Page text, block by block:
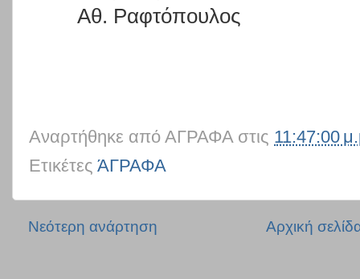
Αθ. Ραφτόπουλος
Αναρτήθηκε από ΑΓΡΑΦΑ στις 11:47:00
Ετικέτες ΆΓΡΑΦΑ
Νεότερη ανάρτηση Αρχική